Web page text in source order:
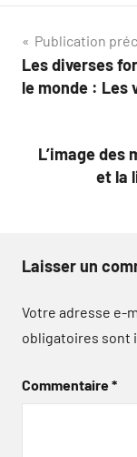
de
Publication
Les diverses
le monde : Les
L’image des
et la
Laisser un
Votre adresse e-
obligatoires sont
Commentaire*